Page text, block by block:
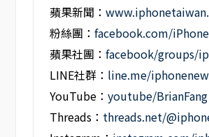
蘋果新聞：
粉絲團：facebook.com/
蘋果社團：facebook/groups/
LINE社群： line.me/
YouTube：youtube/BrianFang
Threads： threads.net/